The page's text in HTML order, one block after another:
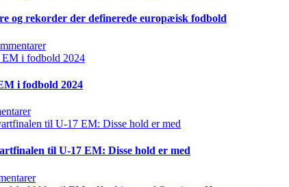
og rekorder der definerede europæisk fodbold
i fodbold 2024
til U-17 EM: Disse hold er med